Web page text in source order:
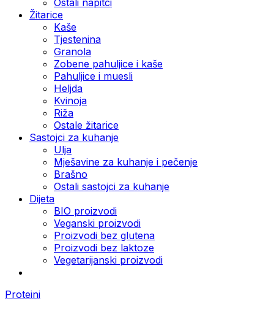
Žitarice
Kaše
Tjestenina
Granola
Zobene pahuljice i kaše
Pahuljice i muesli
Heljda
Kvinoja
Riža
Ostale žitarice
Sastojci za kuhanje
Ulja
Mješavine za kuhanje i pečenje
Brašno
Ostali sastojci za kuhanje
Dijeta
BIO proizvodi
Veganski proizvodi
Proizvodi bez glutena
Proizvodi bez laktoze
Vegetarijanski proizvodi
Proteini